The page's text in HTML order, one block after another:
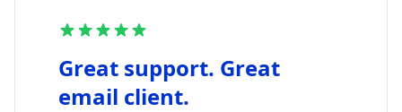
Great support. Great
email client.